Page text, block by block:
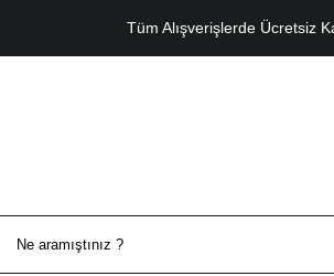
Tüm Alışverişlerde Ücretsiz